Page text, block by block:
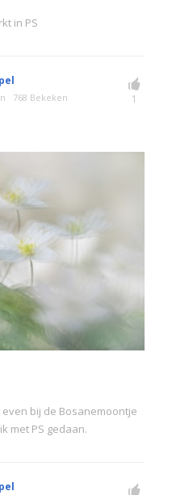
in PS
768 Bekeken 1
bij de Bosanemoontje
met PS gedaan.